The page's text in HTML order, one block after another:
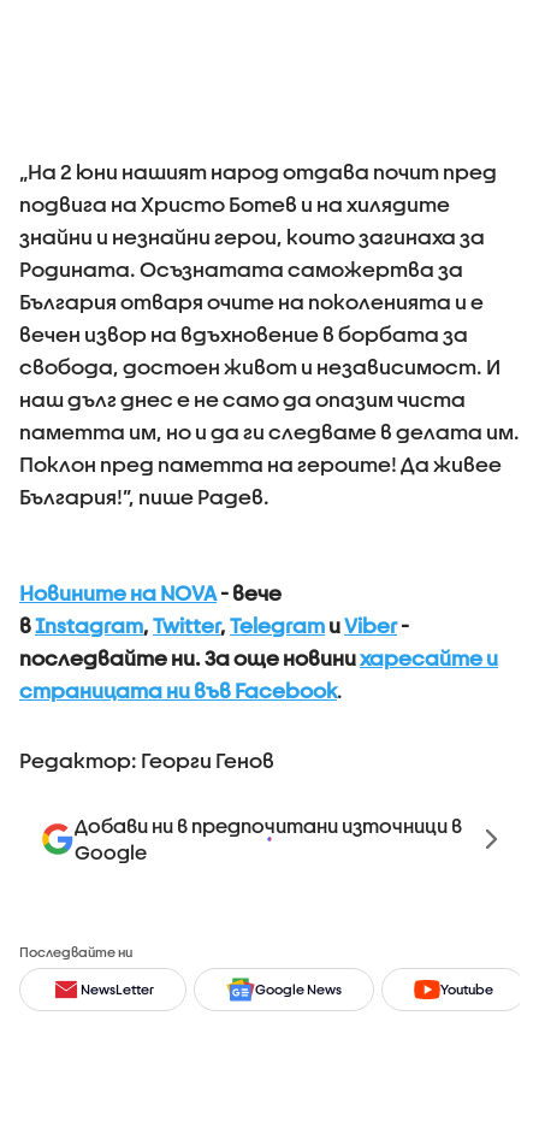
„На 2 юни нашият народ отдава почит пред
подвига на Христо Ботев и на хилядите
знайни и незнайни герои, които загинаха за
Родината. Осъзнатата саможертва за
България отваря очите на поколенията и е
вечен извор на вдъхновение в борбата за
свобода, достоен живот и независимост. И
наш дълг днес е не само да опазим чиста
паметта им, но и да ги следваме в делата им.
Поклон пред паметта на героите! Да живее
България!”, пише Радев.
Новините на NOVA- вече
вInstagram, Twitter, Telegram иViber-
последвайте ни.За още новинихаресайте и
страницата ни във Facebook.
Редактор: Георги Генов
Добави ни в предпочитани източници в
Google
Последвайте ни
NewsLetter Google News Youtube